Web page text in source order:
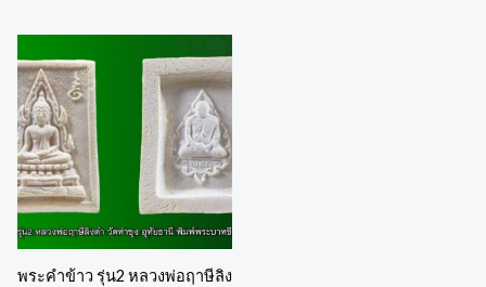
พระคำข้าว รุ่น2 หลวงพ่อฤาษีลิง